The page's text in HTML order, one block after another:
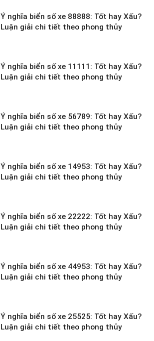
Ý nghĩa biển số xe 88888: Tốt hay Xấu?
Luận giải chi tiết theo phong thủy
Ý nghĩa biển số xe 11111: Tốt hay Xấu?
Luận giải chi tiết theo phong thủy
Ý nghĩa biển số xe 56789: Tốt hay Xấu?
Luận giải chi tiết theo phong thủy
Ý nghĩa biển số xe 14953: Tốt hay Xấu?
Luận giải chi tiết theo phong thủy
Ý nghĩa biển số xe 22222: Tốt hay Xấu?
Luận giải chi tiết theo phong thủy
Ý nghĩa biển số xe 44953: Tốt hay Xấu?
Luận giải chi tiết theo phong thủy
Ý nghĩa biển số xe 25525: Tốt hay Xấu?
Luận giải chi tiết theo phong thủy